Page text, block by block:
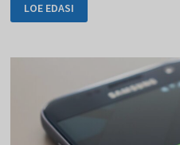
ZOOMI
RAKENDUSE
LOE EDASI